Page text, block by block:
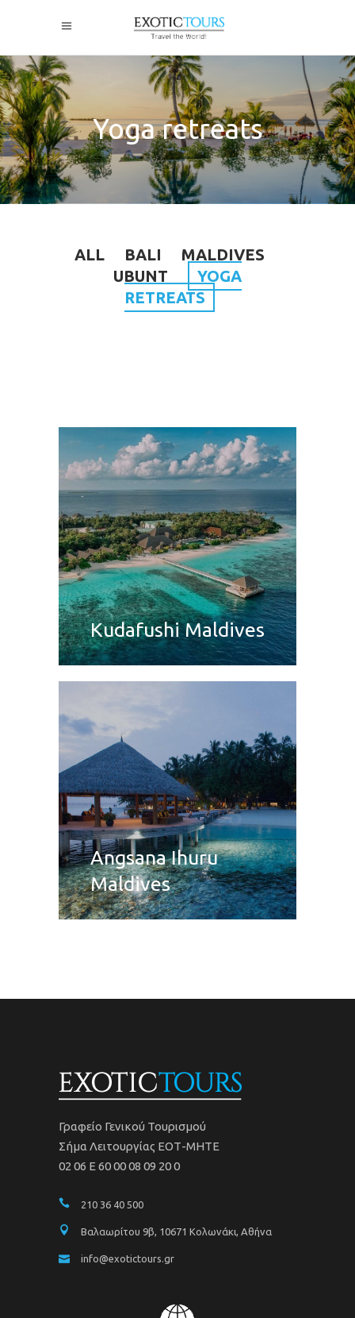
Yoga retreats
ALL BALI
MALDIVES
UBUNT
YOGA
RETREATS
Kudafushi Maldives
Angsana Ihuru
Maldives
Γραφείο Γενικού Τουρισμού
Σήμα Λειτουργίας ΕΟΤ-ΜΗΤΕ
02 06 Ε 60 00 08 09 20 0
210 36 40 500
Βαλαωρίτου 9β, 10671 Κολωνάκι, Αθήνα
info@exotictours.gr